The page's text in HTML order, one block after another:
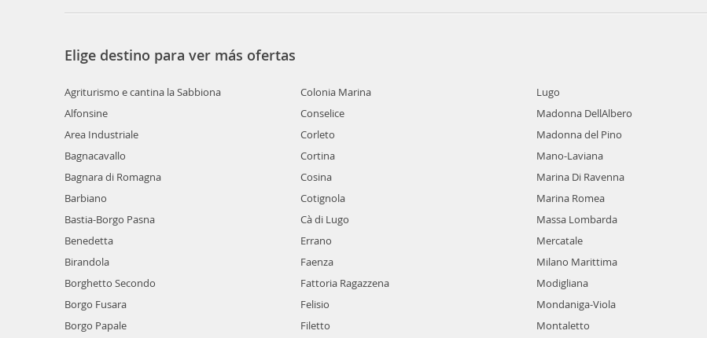
Elige destino para ver más ofertas
Agriturismo e cantina la Sabbiona
Alfonsine
Area Industriale
Bagnacavallo
Bagnara di Romagna
Barbiano
Bastia-Borgo Pasna
Benedetta
Birandola
Borghetto Secondo
Borgo Fusara
Borgo Papale
Colonia Marina
Conselice
Corleto
Cortina
Cosina
Cotignola
Cà di Lugo
Errano
Faenza
Fattoria Ragazzena
Felisio
Filetto
Lugo
Madonna DellAlbero
Madonna del Pino
Mano-Laviana
Marina Di Ravenna
Marina Romea
Massa Lombarda
Mercatale
Milano Marittima
Modigliana
Mondaniga-Viola
Montaletto